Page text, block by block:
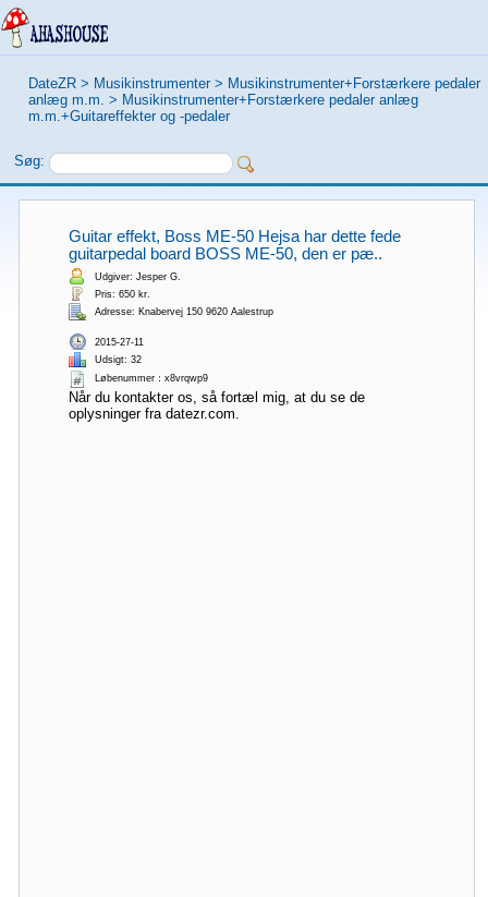
DateZR > Musikinstrumenter > Musikinstrumenter+Forstærkere pedaler
anlæg m.m. > Musikinstrumenter+Forstærkere pedaler anlæg
m.m.+Guitareffekter og -pedaler
Søg:
Guitar effekt, Boss ME-50 Hejsa har dette fede
guitarpedal board BOSS ME-50, den er pæ..
Udgiver: Jesper G.
Pris: 650 kr.
Adresse: Knabervej 150 9620 Aalestrup
2015-27-11
Udsigt: 32
Løbenummer：x8vrqwp9
Når du kontakter os, så fortæl mig, at du se de
oplysninger fra datezr.com.